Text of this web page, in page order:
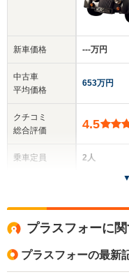
新車価格
中古車
平均価格
クチコミ
総合評価
乗車定員
‐‐‐万円
653万円
4.5
2人
全高
▼
プラスフォーに
プラスフォーの最新